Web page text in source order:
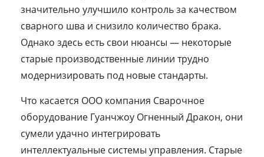
значительно улучшило контроль за качеством
сварного шва и снизило количество брака.
Однако здесь есть свои нюансы — некоторые
старые производственные линии трудно
модернизировать под новые стандарты.
Что касается ООО компания Сварочное
оборудование Гуанчжоу Огненный Дракон, они
сумели удачно интегрировать
интеллектуальные системы управления. Старые